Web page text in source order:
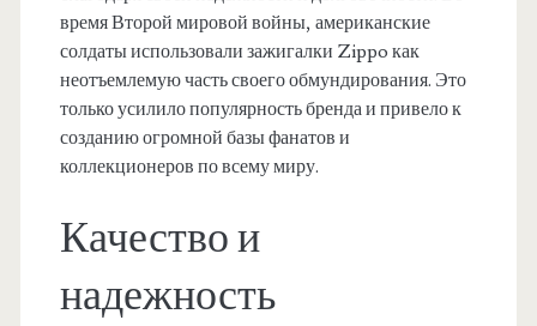
время Второй мировой войны, американские
солдаты использовали зажигалки Zippo как
неотъемлемую часть своего обмундирования. Это
только усилило популярность бренда и привело к
созданию огромной базы фанатов и
коллекционеров по всему миру.
Качество и
надежность